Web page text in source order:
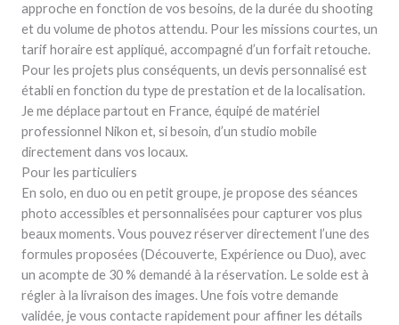
approche en fonction de vos besoins, de la durée du shooting
et du volume de photos attendu. Pour les missions courtes, un
tarif horaire est appliqué, accompagné d’un forfait retouche.
Pour les projets plus conséquents, un devis personnalisé est
établi en fonction du type de prestation et de la localisation.
Je me déplace partout en France, équipé de matériel
professionnel Nikon et, si besoin, d’un studio mobile
directement dans vos locaux.
Pour les particuliers
En solo, en duo ou en petit groupe, je propose des séances
photo accessibles et personnalisées pour capturer vos plus
beaux moments. Vous pouvez réserver directement l’une des
formules proposées (Découverte, Expérience ou Duo), avec
un acompte de 30 % demandé à la réservation. Le solde est à
régler à la livraison des images. Une fois votre demande
validée, je vous contacte rapidement pour affiner les détails